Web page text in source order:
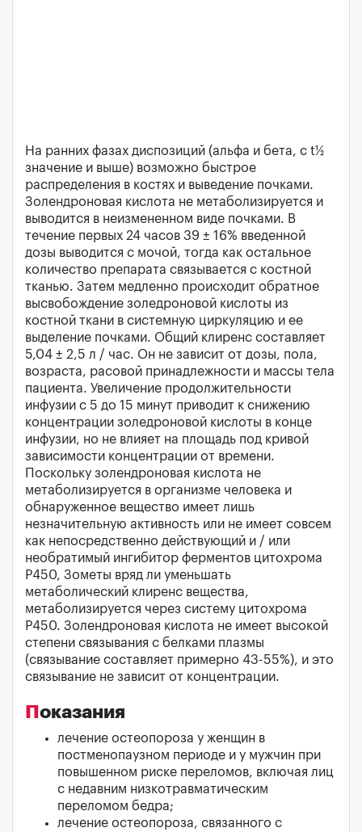
На ранних фазах диспозиций (альфа и бета, с t½
значение и выше) возможно быстрое
распределения в костях и выведение почками.
Золендроновая кислота не метаболизируется и
выводится в неизмененном виде почками. В
течение первых 24 часов 39 ± 16% введенной
дозы выводится с мочой, тогда как остальное
количество препарата связывается с костной
тканью. Затем медленно происходит обратное
высвобождение золедроновой кислоты из
костной ткани в системную циркуляцию и ее
выделение почками. Общий клиренс составляет
5,04 ± 2,5 л / час. Он не зависит от дозы, пола,
возраста, расовой принадлежности и массы тела
пациента. Увеличение продолжительности
инфузии с 5 до 15 минут приводит к снижению
концентрации золедроновой кислоты в конце
инфузии, но не влияет на площадь под кривой
зависимости концентрации от времени.
Поскольку золендроновая кислота не
метаболизируется в организме человека и
обнаруженное вещество имеет лишь
незначительную активность или не имеет совсем
как непосредственно действующий и / или
необратимый ингибитор ферментов цитохрома
Р450, Зометы вряд ли уменьшать
метаболический клиренс вещества,
метаболизируется через систему цитохрома
P450. Золендроновая кислота не имеет высокой
степени связывания с белками плазмы
(связывание составляет примерно 43-55%), и это
связывание не зависит от концентрации.
Показания
лечение остеопороза у женщин в
постменопаузном периоде и у мужчин при
повышенном риске переломов, включая лиц
с недавним низкотравматическим
переломом бедра;
лечение остеопороза, связанного с